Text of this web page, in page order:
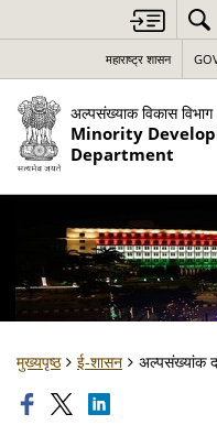
महाराष्ट्र शासन
अल्पसंख्याक विकास विभाग
Minority
Department
मुख्यपृष्ठ ई-शासन अल्पसंख्यांक